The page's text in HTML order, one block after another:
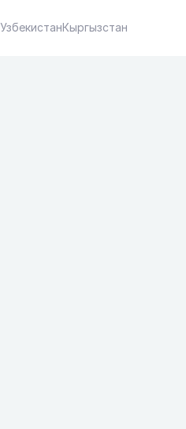
УзбекистанКыргызстан